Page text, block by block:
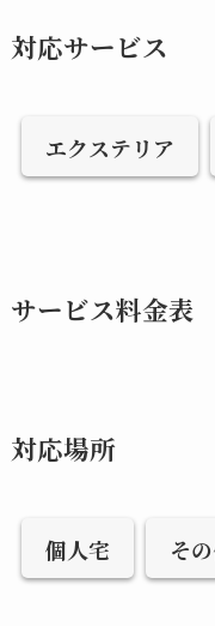
対応サービス
エクステリア
サービス料金表
対応場所
個人宅 そ